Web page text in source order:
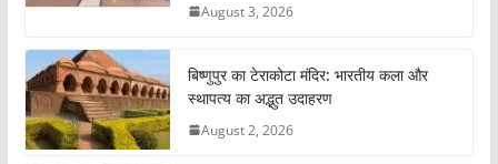
August 3, 2026
बिष्णुपुर का टेराकोटा मंदिर: भारतीय कला और
स्थापत्य का अद्भुत उदाहरण
August 2, 2026